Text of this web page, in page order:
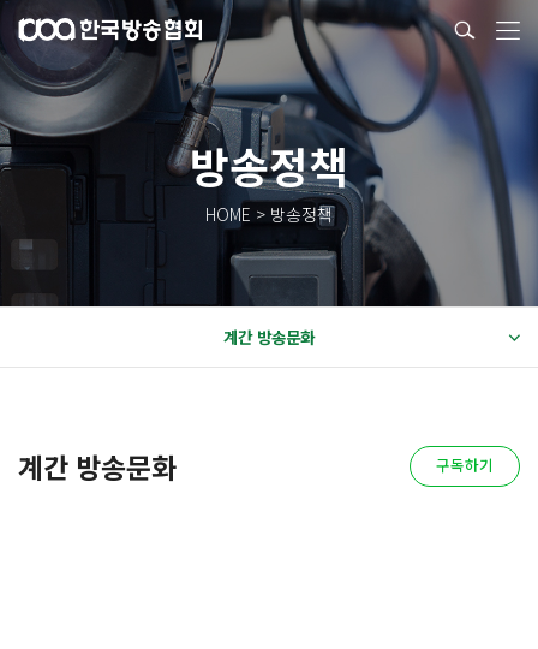
방송정책
HOME > 방송정책
계간 방송문화
계간 방송문화 구독하기